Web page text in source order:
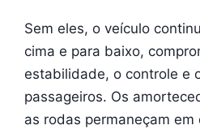
Sem eles, o veículo
cima e para baixo,
estabilidade, o controle e
passageiros. Os
as rodas permaneçam